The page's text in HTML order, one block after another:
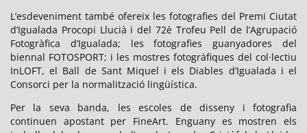
L’esdeveniment també ofereix les fotografies del Premi Ciutat
d’Igualada Procopi Llucià i del 72è Trofeu Pell de l’Agrupació
Fotogràfica d’Igualada; les fotografies guanyadores del
biennal FOTOSPORT; i les mostres fotogràfiques del col·lectiu
InLOFT, el Ball de Sant Miquel i els Diables d’Igualada i el
Consorci per la normalització lingüística.
Per la seva banda, les escoles de disseny i fotografia
continuen apostant per FineArt. Enguany es mostren els